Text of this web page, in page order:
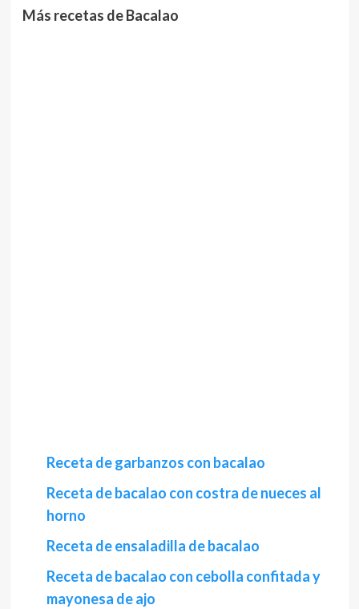
Más recetas de Bacalao
Receta de garbanzos con bacalao
Receta de bacalao con costra de nueces al
horno
Receta de ensaladilla de bacalao
Receta de bacalao con cebolla confitada y
mayonesa de ajo